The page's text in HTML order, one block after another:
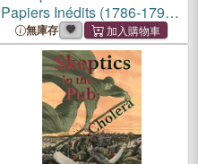
Papiers Inédits (1786-1793)
Pub...無庫存